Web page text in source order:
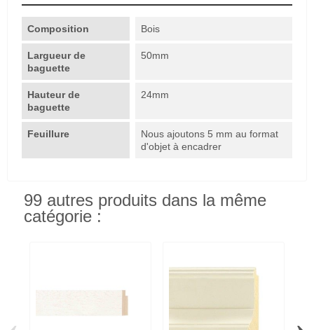
Composition Bois
Largueur de
baguette
50mm
Hauteur de
baguette
24mm
Feuillure
Nous ajoutons 5 mm au format
d'objet à encadrer
99 autres produits dans la même
catégorie :